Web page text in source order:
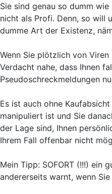
Sie sind genau so dumm
nicht als Profi. Denn, so will
dumme Art der Existenz,
Wenn Sie plötzlich von
Verdacht nahe, dass Ihnen
Pseudoschreckmeldungen
Es ist auch ohne
manipuliert ist und Sie
der Lage sind, Ihnen
Ihrem Fall offenbar nicht
Mein Tipp: SOFORT (!!!) ein
andererseits warnt, wenn